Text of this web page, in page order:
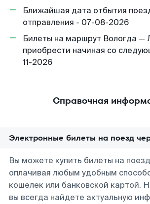
Ближайшая дата отбытия
отправления - 07-08-2026
Билеты на маршрут Вологда —
приобрести начиная со
11-2026
Справочная
Электронные билеты на поезд
Вы можете купить билеты на
оплачивая любым удобным
кошелек или банковской картой.
вы всегда найдете актуальную